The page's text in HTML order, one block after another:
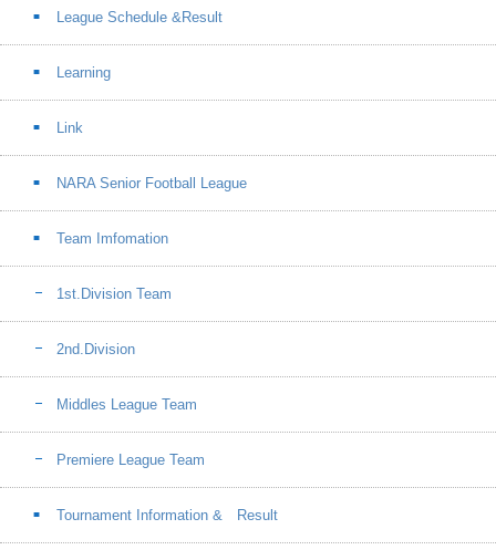
League Schedule &Result
Learning
Link
NARA Senior Football League
Team Imfomation
1st.Division Team
2nd.Division
Middles League Team
Premiere League Team
Tournament Information & Result